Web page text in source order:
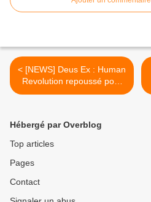
< [NEWS] Deus Ex : Human
Revolution repoussé pour
octobre au Japon
Hébergé par Overblog
Top articles
Pages
Contact